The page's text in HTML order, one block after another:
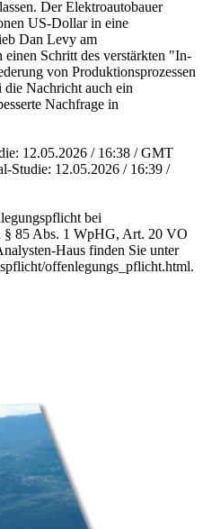
Der Elektroautobauer
US-Dollar in eine
Dan Levy am
Schritt des verstärkten "In-
von Produktionsprozessen
Nachricht auch ein
Nachfrage in
12.05.2026 / 16:38 / GMT
Studie: 12.05.2026 / 16:39 /
bei
§ 85 Abs. 1 WpHG, Art. 20 VO
Haus finden Sie unter
offenlegungs_pflicht.html.